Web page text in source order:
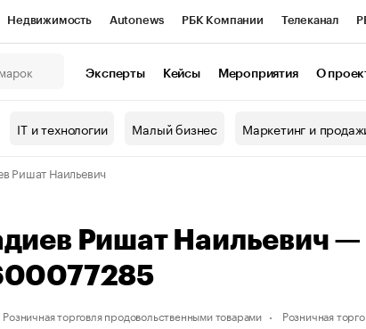
Недвижимость Autonews РБК Компании Телеканал
контрагентов
Эксперты Кейсы Мероприятия О
IT и технологии Малый бизнес Маркетинг и
Ришат Наильевич
Ришат Наильевич
Розничная торговля продовольственными товарами Розничная